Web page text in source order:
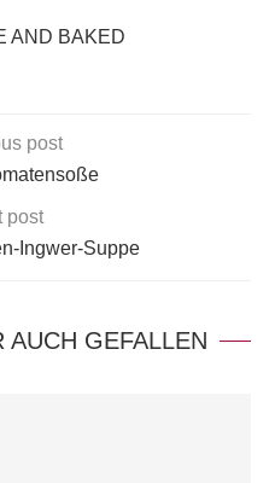
AND BAKED
post
post
Ingwer-Suppe
AUCH GEFALLEN